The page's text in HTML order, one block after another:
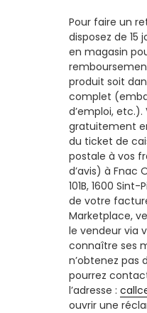
Pour faire un
disposez de 15
en magasin
produit soit
complet
d’emploi,
gratuitement
du ticket de
postale à vos
d’avis) à Fnac
101B, 1600
de votre
Marketplace,
le vendeur via
connaître ses
n’obtenez pas
pourrez
l’adresse :
ouvrir une